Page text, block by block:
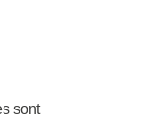
sont